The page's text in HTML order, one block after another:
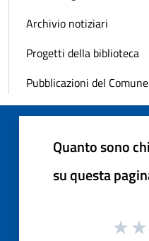
Archivio notiziari
Progetti della biblioteca
Pubblicazioni del Comune
Quanto sono
su questa